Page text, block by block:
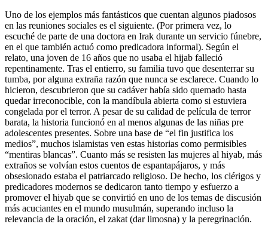
Uno de los ejemplos más fantásticos que cuentan algunos piadosos
en las reuniones sociales es el siguiente. (Por primera vez, lo
escuché de parte de una doctora en Irak durante un servicio fúnebre,
en el que también actuó como predicadora informal). Según el
relato, una joven de 16 años que no usaba el hijab falleció
repentinamente. Tras el entierro, su familia tuvo que desenterrar su
tumba, por alguna extraña razón que nunca se esclarece. Cuando lo
hicieron, descubrieron que su cadáver había sido quemado hasta
quedar irreconocible, con la mandíbula abierta como si estuviera
congelada por el terror. A pesar de su calidad de película de terror
barata, la historia funcionó en al menos algunas de las niñas pre
adolescentes presentes. Sobre una base de “el fin justifica los
medios”, muchos islamistas ven estas historias como permisibles
“mentiras blancas”. Cuanto más se resisten las mujeres al hiyab, más
extraños se volvían estos cuentos de espantapájaros, y más
obsesionado estaba el patriarcado religioso. De hecho, los clérigos y
predicadores modernos se dedicaron tanto tiempo y esfuerzo a
promover el hiyab que se convirtió en uno de los temas de discusión
más acuciantes en el mundo musulmán, superando incluso la
relevancia de la oración, el zakat (dar limosna) y la peregrinación.